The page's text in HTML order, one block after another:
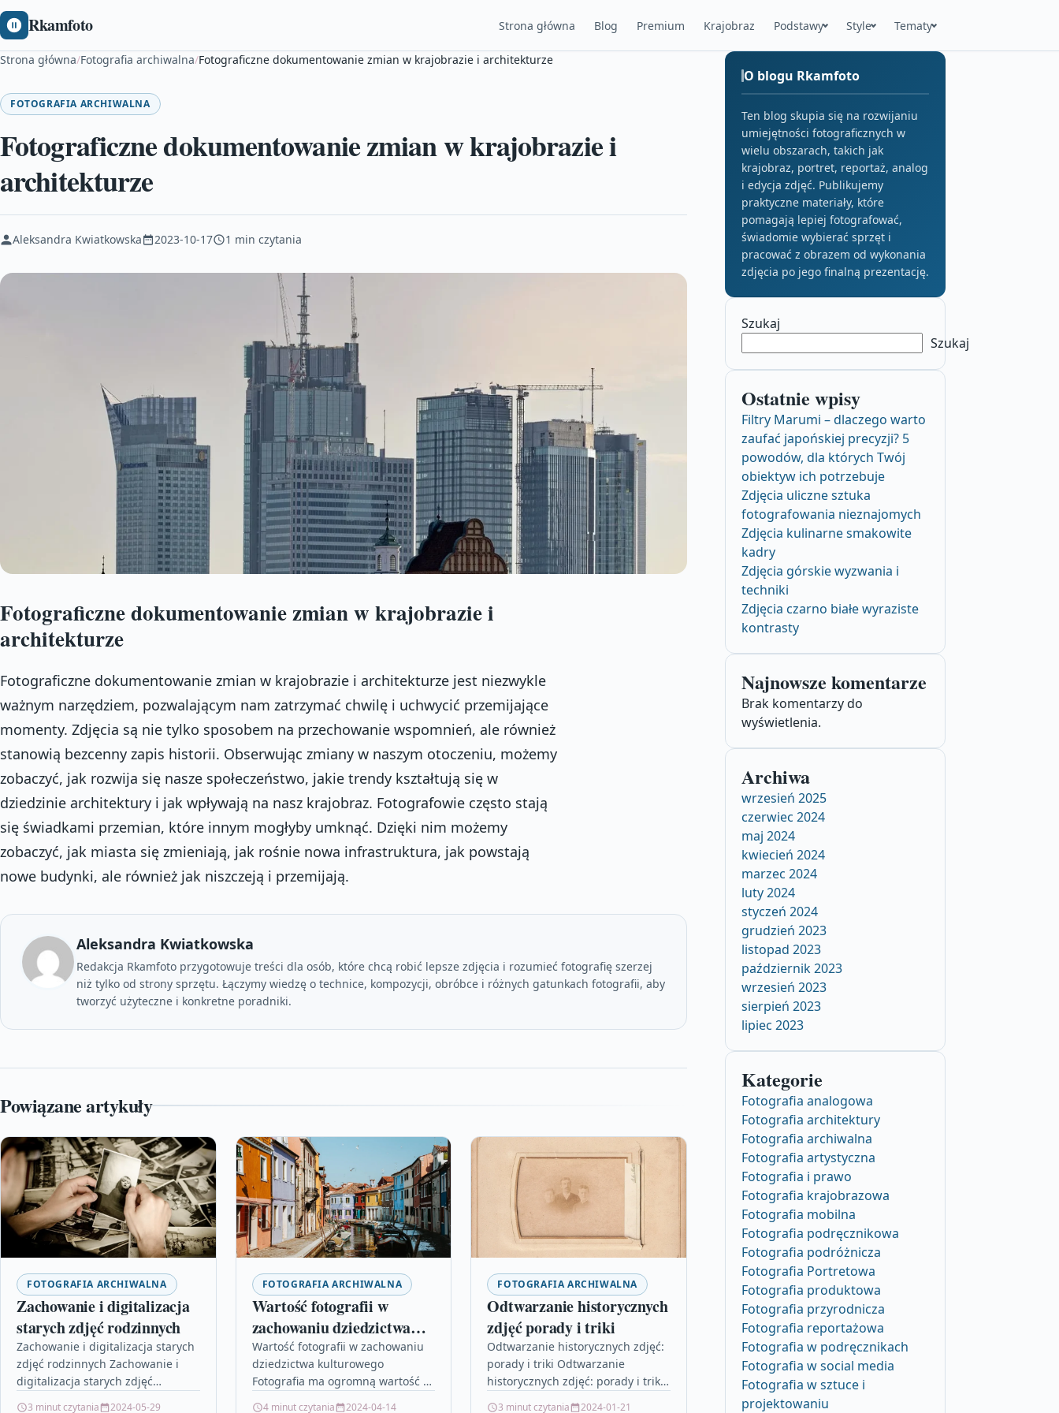
Rkamfoto Strona główna Blog Premium Krajobraz Podstawy Style Tematy
Strona główna/Fotografia archiwalna/Fotograficzne dokumentowanie zmian w krajobrazie i architekturze
FOTOGRAFIA ARCHIWALNA
Fotograficzne dokumentowanie zmian w krajobrazie i
architekturze
Aleksandra Kwiatkowska 2023-10-17 1 min czytania
Fotograficzne dokumentowanie zmian w krajobrazie i
architekturze
Fotograficzne dokumentowanie zmian w krajobrazie i architekturze jest niezwykle
ważnym narzędziem, pozwalającym nam zatrzymać chwilę i uchwycić przemijające
momenty. Zdjęcia są nie tylko sposobem na przechowanie wspomnień, ale również
stanowią bezcenny zapis historii. Obserwując zmiany w naszym otoczeniu, możemy
zobaczyć, jak rozwija się nasze społeczeństwo, jakie trendy kształtują się w
dziedzinie architektury i jak wpływają na nasz krajobraz. Fotografowie często stają
się świadkami przemian, które innym mogłyby umknąć. Dzięki nim możemy
zobaczyć, jak miasta się zmieniają, jak rośnie nowa infrastruktura, jak powstają
nowe budynki, ale również jak niszczeją i przemijają.
Aleksandra Kwiatkowska
Redakcja Rkamfoto przygotowuje treści dla osób, które chcą robić lepsze zdjęcia i rozumieć fotografię szerzej
niż tylko od strony sprzętu. Łączymy wiedzę o technice, kompozycji, obróbce i różnych gatunkach fotografii, aby
tworzyć użyteczne i konkretne poradniki.
Powiązane artykuły
FOTOGRAFIA ARCHIWALNA
Zachowanie i digitalizacja
starych zdjęć rodzinnych
Zachowanie i digitalizacja starych
zdjęć rodzinnych Zachowanie i
digitalizacja starych zdjęć
3 minut czytania 2024-05-29
FOTOGRAFIA ARCHIWALNA
Wartość fotografii w
zachowaniu dziedzictwa
kulturowego
Wartość fotografii w zachowaniu
dziedzictwa kulturowego
Fotografia ma ogromną wartość w
4 minut czytania 2024-04-14
FOTOGRAFIA ARCHIWALNA
Odtwarzanie historycznych
zdjęć porady i triki
Odtwarzanie historycznych zdjęć:
porady i triki Odtwarzanie
historycznych zdjęć: porady i triki
3 minut czytania 2024-01-21
O blogu Rkamfoto
Ten blog skupia się na rozwijaniu
umiejętności fotograficznych w
wielu obszarach, takich jak
krajobraz, portret, reportaż, analog
i edycja zdjęć. Publikujemy
praktyczne materiały, które
pomagają lepiej fotografować,
świadomie wybierać sprzęt i
pracować z obrazem od wykonania
zdjęcia po jego finalną prezentację.
Szukaj
Szukaj
Ostatnie wpisy
Filtry Marumi – dlaczego warto
zaufać japońskiej precyzji? 5
powodów, dla których Twój
obiektyw ich potrzebuje
Zdjęcia uliczne sztuka
fotografowania nieznajomych
Zdjęcia kulinarne smakowite
kadry
Zdjęcia górskie wyzwania i
techniki
Zdjęcia czarno białe wyraziste
kontrasty
Najnowsze komentarze
Brak komentarzy do
wyświetlenia.
Archiwa
wrzesień 2025
czerwiec 2024
maj 2024
kwiecień 2024
marzec 2024
luty 2024
styczeń 2024
grudzień 2023
listopad 2023
październik 2023
wrzesień 2023
sierpień 2023
lipiec 2023
Kategorie
Fotografia analogowa
Fotografia architektury
Fotografia archiwalna
Fotografia artystyczna
Fotografia i prawo
Fotografia krajobrazowa
Fotografia mobilna
Fotografia podręcznikowa
Fotografia podróżnicza
Fotografia Portretowa
Fotografia produktowa
Fotografia przyrodnicza
Fotografia reportażowa
Fotografia w podręcznikach
Fotografia w social media
Fotografia w sztuce i
projektowaniu